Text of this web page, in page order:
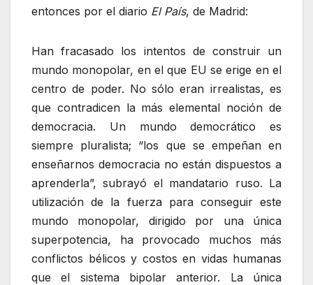
entonces por el diario El País, de Madrid:
Han fracasado los intentos de construir un
mundo monopolar, en el que EU se erige en el
centro de poder. No sólo eran irrealistas, es
que contradicen la más elemental noción de
democracia. Un mundo democrático es
siempre pluralista;
los que se empeñan en
enseñarnos democracia no están dispuestos a
aprenderla , subrayó el mandatario ruso. La
utilización de la fuerza para conseguir este
mundo monopolar, dirigido por una única
superpotencia, ha provocado muchos más
conflictos bélicos y costos en vidas humanas
que el sistema bipolar anterior. La única